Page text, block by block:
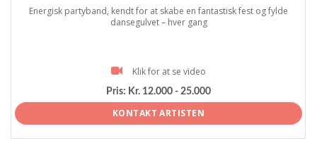
Energisk partyband, kendt for at skabe en fantastisk fest og fylde
dansegulvet – hver gang
Klik for at se video
Pris: Kr. 12.000 - 25.000
KONTAKT ARTISTEN